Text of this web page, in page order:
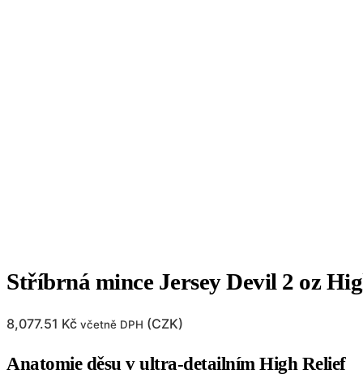
Stříbrná mince Jersey Devil 2 oz
8,077.51 Kč včetně DPH (CZK)
Anatomie děsu v ultra-detailním High Relief